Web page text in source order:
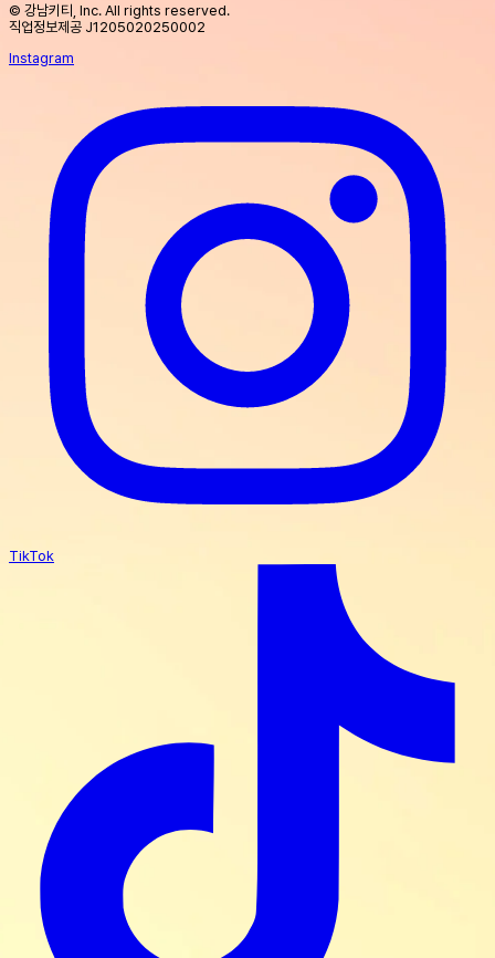
© 강남키티, Inc. All rights reserved.
직업정보제공 J1205020250002
Instagram
TikTok